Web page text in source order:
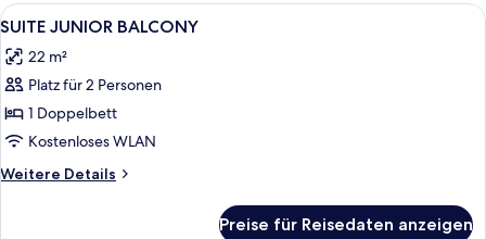
Alle
Fotos
für
SUITE
JUNIOR
BALCONY
anzeigen
Hochwertige Bettwaren, Pillowtop-
4
SUITE JUNIOR BALCONY
22 m²
Platz für 2 Personen
1 Doppelbett
Kostenloses WLAN
Weitere Details
Weitere
Preise für Reisedaten anzeigen